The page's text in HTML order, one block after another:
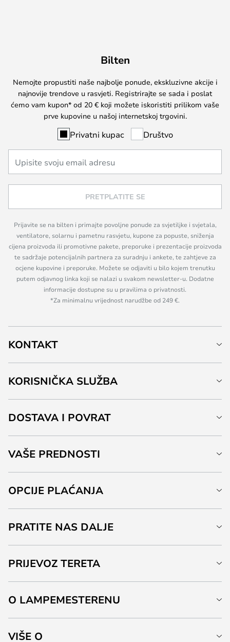
Bilten
Nemojte propustiti naše najbolje ponude, ekskluzivne akcije i
najnovije trendove u rasvjeti. Registrirajte se sada i poslat
ćemo vam kupon* od 20 € koji možete iskoristiti prilikom vaše
prve kupovine u našoj internetskoj trgovini.
Privatni kupac Društvo
PRETPLATITE SE
Prijavite se na bilten i primajte povoljne ponude za svjetiljke i svjetala,
ventilatore, solarnu i pametnu rasvjetu, kupone za popuste, sniženja
cijena proizvoda ili promotivne pakete, preporuke i prezentacije proizvoda
te sadržaje potencijalnih partnera za suradnju i ankete, te zahtjeve za
ocjene kupovine i preporuke. Možete se odjaviti u bilo kojem trenutku
putem odjavnog linka koji se nalazi u svakom newsletter-u. Dodatne
informacije dostupne su u pravilima o privatnosti.
*Za minimalnu vrijednost narudžbe od 249 €.
KONTAKT
KORISNIČKA SLUŽBA
DOSTAVA I POVRAT
VAŠE PREDNOSTI
OPCIJE PLAĆANJA
PRATITE NAS DALJE
PRIJEVOZ TERETA
O LAMPEMESTERENU
VIŠE O